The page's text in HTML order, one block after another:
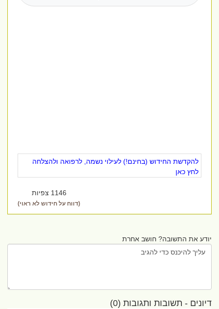
להקדשת החידוש (בחינם!) לעילוי נשמה, לרפואה ולהצלחה
לחץ כאן
1146 צפיות
(דווח על חידוש לא ראוי)
יודע את התשובה? חושב אחרת
דיונים - תשובות ותגובות (0)